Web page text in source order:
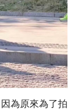
為原來為了拍